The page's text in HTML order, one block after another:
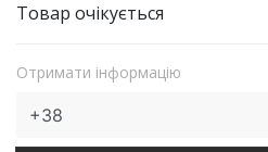
Товар очікується
Отримати інформацію